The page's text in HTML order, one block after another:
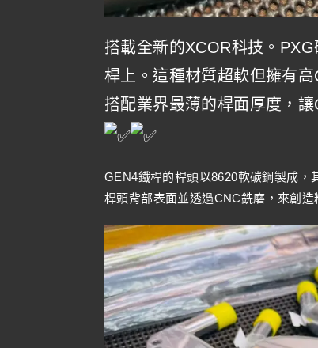
搭載全新的XCOR科技。
桿上。這種材質超軟但擁有
搭配業界最薄的桿面厚度，
GEN4鐵桿的桿頭以8620軟碳鋼製成，
桿頭背部表面並透過CNC銑磨，來創